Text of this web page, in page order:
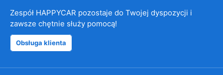
Zespół HAPPYCAR pozostaje do Twojej dyspozycji i
zawsze chętnie służy pomocą!
Obsługa klienta